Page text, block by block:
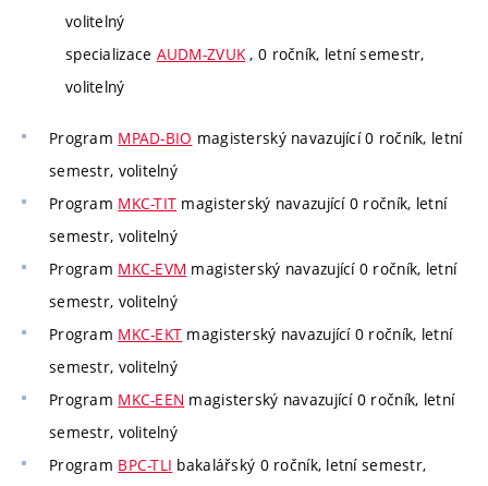
volitelný
specializace AUDM-ZVUK , 0 ročník, letní semestr,
volitelný
Program MPAD-BIO magisterský navazující 0 ročník, letní
semestr, volitelný
Program MKC-TIT magisterský navazující 0 ročník, letní
semestr, volitelný
Program MKC-EVM magisterský navazující 0 ročník, letní
semestr, volitelný
Program MKC-EKT magisterský navazující 0 ročník, letní
semestr, volitelný
Program MKC-EEN magisterský navazující 0 ročník, letní
semestr, volitelný
Program BPC-TLI bakalářský 0 ročník, letní semestr,